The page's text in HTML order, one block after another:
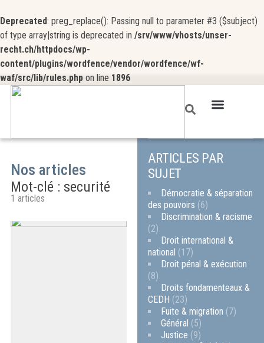
Deprecated: preg_replace(): Passing null to parameter #3 ($subject)
of type array|string is deprecated in /srv/www/vhosts/unser-
recht.ch/httpdocs/wp-
content/plugins/wordfence/vendor/wordfence/wf-
waf/src/lib/rules.php on line 1896
Nos articles
Mot-clé : securité
1 articles
ARTICLES PAR
SUJET
Démocratie & séparation
des pouvoirs (6)
Discrimination & racisme
(2)
Droit international &
national (17)
Droit pénal & exécution
(8)
Droits fondamenteaux &
CEDH (23)
Fuite & migration (7)
Général (5)
Justice (9)